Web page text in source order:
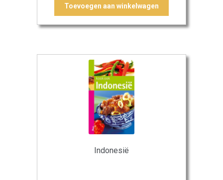
Toevoegen aan winkelwagen
Indonesië